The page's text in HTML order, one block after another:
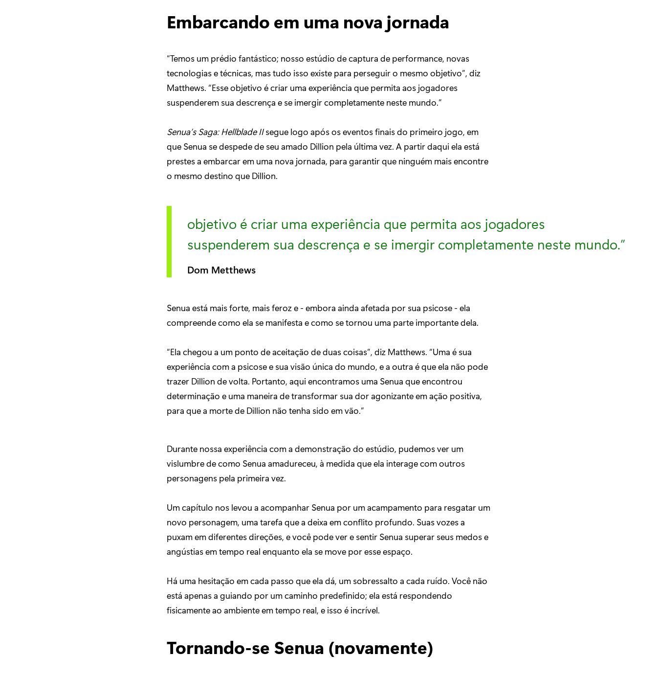
Embarcando em uma nova jornada
“Temos um prédio fantástico; nosso estúdio de captura de performance, novas
tecnologias e técnicas, mas tudo isso existe para perseguir o mesmo objetivo”, diz
Matthews. “Esse objetivo é criar uma experiência que permita aos jogadores
suspenderem sua descrença e se imergir completamente neste mundo.”
Senua’s Saga: Hellblade IIsegue logo após os eventos finais do primeiro jogo, em
que Senua se despede de seu amado Dillion pela última vez. A partir daqui ela está
prestes a embarcar em uma nova jornada, para garantir que ninguém mais encontre
o mesmo destino que Dillion.
objetivo é criar uma experiência que permita aos jogadores
suspenderem sua descrença e se imergir completamente neste mundo.”
Dom Metthews
Senua está mais forte, mais feroz e - embora ainda afetada por sua psicose - ela
compreende como ela se manifesta e como se tornou uma parte importante dela.
“Ela chegou a um ponto de aceitação de duas coisas”, diz Matthews. “Uma é sua
experiência com a psicose e sua visão única do mundo, e a outra é que ela não pode
trazer Dillion de volta. Portanto, aqui encontramos uma Senua que encontrou
determinação e uma maneira de transformar sua dor agonizante em ação positiva,
para que a morte de Dillion não tenha sido em vão.”
Durante nossa experiência com a demonstração do estúdio, pudemos ver um
vislumbre de como Senua amadureceu, à medida que ela interage com outros
personagens pela primeira vez.
Um capítulo nos levou a acompanhar Senua por um acampamento para resgatar um
novo personagem, uma tarefa que a deixa em conflito profundo. Suas vozes a
puxam em diferentes direções, e você pode ver e sentir Senua superar seus medos e
angústias em tempo real enquanto ela se move por esse espaço.
Há uma hesitação em cada passo que ela dá, um sobressalto a cada ruído. Você não
está apenas a guiando por um caminho predefinido; ela está respondendo
fisicamente ao ambiente em tempo real, e isso é incrível.
Tornando-se Senua (novamente)